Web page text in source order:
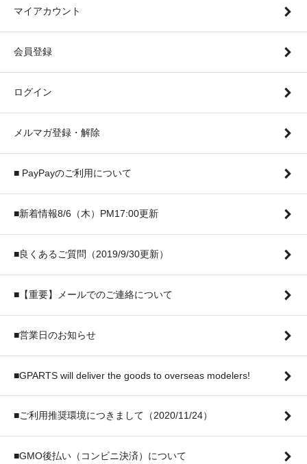
マイアカウント
会員登録
ログイン
メルマガ登録・解除
■ PayPayのご利用について
■新着情報8/6（木）PM17:00更新
■良くあるご質問（2019/9/30更新）
■【重要】メールでのご連絡について
■営業日のお知らせ
■GPARTS will deliver the goods to overseas modelers!
■ご利用推奨環境につきまして（2020/11/24）
■GMO後払い（コンビニ決済）について